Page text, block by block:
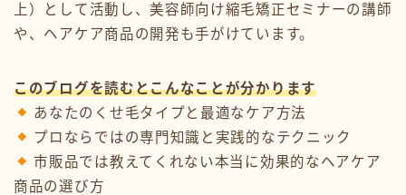
上）として活動し、美容師向け縮毛矯正セミナーの講師
や、ヘアケア商品の開発も手がけています。
このブログを読むとこんなことが分かります
あなたのくせ毛タイプと最適なケア方法
プロならではの専門知識と実践的なテクニック
市販品では教えてくれない本当に効果的なヘアケア
商品の選び方